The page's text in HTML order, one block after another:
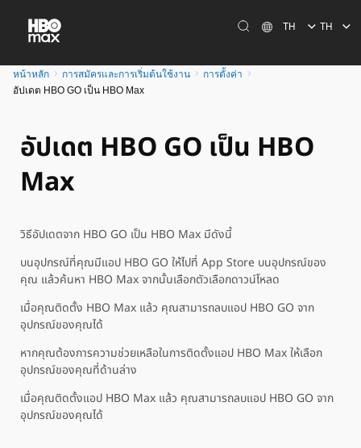
TH TH
หน้าหลัก การสมัครและการเริ่มต้นใช้งาน
การตั้งค่า
อัปเดต HBO GO เป็น HBO Max
อัปเดต HBO GO เป็น HBO
Max
วิธีอัปเดตจาก HBO GO เป็น HBO Max มีดังนี้
บนอุปกรณ์ที่คุณมีแอป HBO GO ให้ไปที่ App Store บนอุปกรณ์ของ
คุณ แล้วค้นหา HBO Max จากนั้นเลือกตัวเลือกดาวน์โหลด
เมื่อคุณติดตั้ง HBO Max แล้ว คุณสามารถลบแอป HBO GO จาก
อุปกรณ์ของคุณได้
หากคุณต้องการความช่วยเหลือในการติดตั้งแอป HBO Max ให้เลือก
อุปกรณ์ของคุณที่ด้านล่าง
เมื่อคุณติดตั้งแอป HBO Max แล้ว คุณสามารถลบแอป HBO GO จาก
อุปกรณ์ของคุณได้